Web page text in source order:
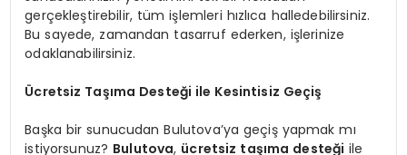
gerçekleştirebilir, tüm işlemleri hızlıca halledebilirsiniz.
Bu sayede, zamandan tasarruf ederken, işlerinize
odaklanabilirsiniz.
Ücretsiz Taşıma Desteği ile Kesintisiz Geçiş
Başka bir sunucudan Bulutova’ya geçiş yapmak mı
istiyorsunuz? Bulutova, ücretsiz taşıma desteği ile